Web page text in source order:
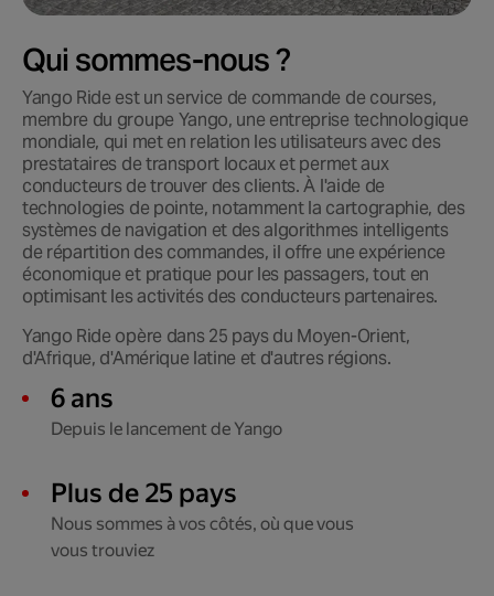
Qui sommes-nous ?
Yango Ride est un service de commande de courses,
membre du groupe Yango, une entreprise technologique
mondiale, qui met en relation les utilisateurs avec des
prestataires de transport locaux et permet aux
conducteurs de trouver des clients. À l'aide de
technologies de pointe, notamment la cartographie, des
systèmes de navigation et des algorithmes intelligents
de répartition des commandes, il offre une expérience
économique et pratique pour les passagers, tout en
optimisant les activités des conducteurs partenaires.
Yango Ride opère dans 25 pays du Moyen-Orient,
d'Afrique, d'Amérique latine et d'autres régions.
6 ans
Depuis le lancement de Yango
Plus de 25 pays
Nous sommes à vos côtés, où que vous
vous trouviez